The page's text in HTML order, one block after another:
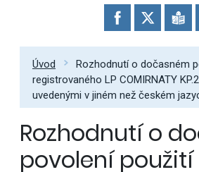
Úvod
Rozhodnutí o dočasném
registrovaného LP COMIRNATY
uvedenými v jiném než českém
Rozhodnutí o
povolení použití